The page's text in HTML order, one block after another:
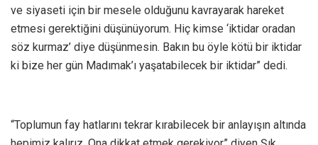
ve siyaseti için bir mesele olduğunu kavrayarak hareket
etmesi gerektiğini düşünüyorum. Hiç kimse ‘iktidar oradan
söz kurmaz’ diye düşünmesin. Bakın bu öyle kötü bir iktidar
ki bize her gün Madımak’ı yaşatabilecek bir iktidar” dedi.
“Toplumun fay hatlarını tekrar kırabilecek bir anlayışın altında